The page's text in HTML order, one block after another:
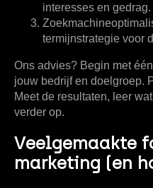
interesses en gedrag.
termijnstrategie voor
Ons advies? Begin met
jouw bedrijf en doelgroep.
Meet de resultaten, leer
verder op.
Veelgemaakte
marketing (en